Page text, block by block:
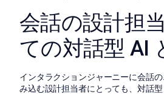
会話の設計担
ての対話型 AI
インタラクションジャーニーに会話
み込む設計担当者にとっても、対話型